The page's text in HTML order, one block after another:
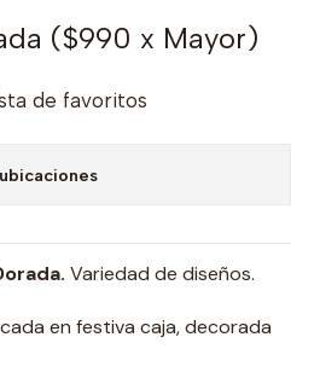
($990 x Mayor)
de favoritos
Variedad de diseños.
en festiva caja, decorada